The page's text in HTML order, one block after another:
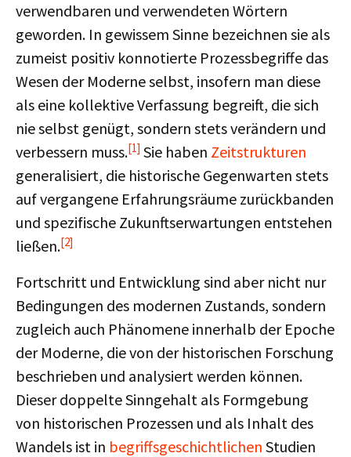
verwendbaren und verwendeten Wörtern
geworden. In gewissem Sinne bezeichnen sie als
zumeist positiv konnotierte Prozessbegriffe das
Wesen der Moderne selbst, insofern man diese
als eine kollektive Verfassung begreift, die sich
nie selbst genügt, sondern stets verändern und
verbessern muss.[1] Sie haben Zeitstrukturen
generalisiert, die historische Gegenwarten stets
auf vergangene Erfahrungsräume zurückbanden
und spezifische Zukunftserwartungen entstehen
ließen.[2]
Fortschritt und Entwicklung sind aber nicht nur
Bedingungen des modernen Zustands, sondern
zugleich auch Phänomene innerhalb der Epoche
der Moderne, die von der historischen Forschung
beschrieben und analysiert werden können.
Dieser doppelte Sinngehalt als Formgebung
von historischen Prozessen und als Inhalt des
Wandels ist in begriffsgeschichtlichen Studien